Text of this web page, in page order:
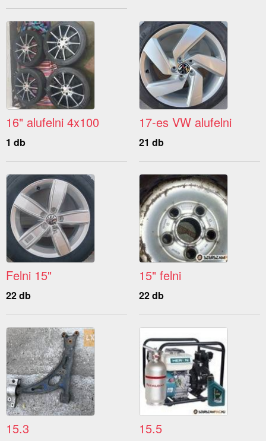
16" alufelni 4x100
1 db
17-es VW alufelni
21 db
Felni 15"
22 db
15" felni
22 db
15.3 15.5